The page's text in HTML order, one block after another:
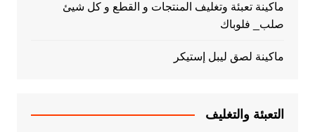
ماكينة تعبئة وتغليف المنتجات و القطع و كل شيئ
صلب_ فلوباك
ماكينة لصق ليبل إستيكر
التعبئة والتغليف